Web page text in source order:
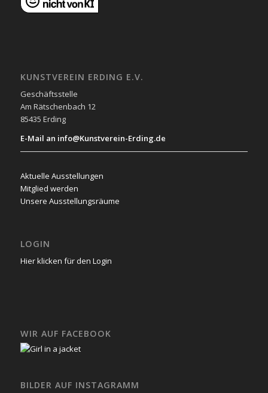
KUNSTVEREIN ERDING E.V.
Geschäftsstelle
Am Rätschenbach 12
85435 Erding
E-Mail an info@Kunstverein-Erding.de
Aktuelle Ausstellungen
Mitglied werden
Unsere Ausstellungsräume
LOGIN
Hier klicken für den Login
WIR AUF FACEBOOK
BILDER AUF INSTAGRAMM